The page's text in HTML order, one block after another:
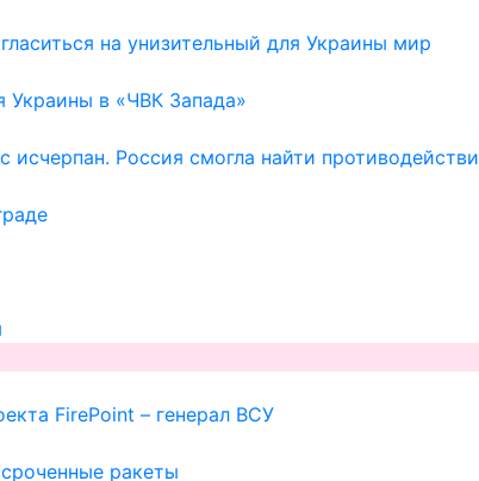
на унизительный для Украины мир
Украины в «ЧВК Запада»
Россия смогла найти
FirePoint – генерал ВСУ
ракеты